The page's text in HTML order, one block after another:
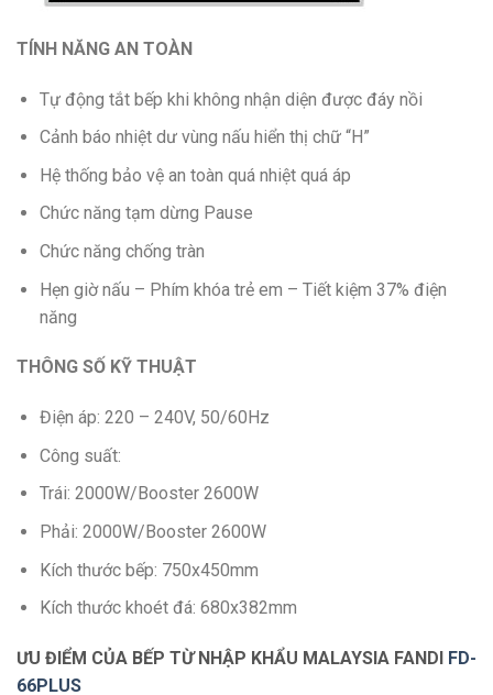
TÍNH NĂNG AN TOÀN
Tự động tắt bếp khi không nhận diện được đáy nồi
Cảnh báo nhiệt dư vùng nấu hiển thị chữ “H”
Hệ thống bảo vệ an toàn quá nhiệt quá áp
Chức năng tạm dừng Pause
Chức năng chống tràn
Hẹn giờ nấu – Phím khóa trẻ em – Tiết kiệm 37% điện
năng
THÔNG SỐ KỸ THUẬT
Điện áp: 220 – 240V, 50/60Hz
Công suất:
Trái: 2000W/Booster 2600W
Phải: 2000W/Booster 2600W
Kích thước bếp: 750x450mm
Kích thước khoét đá: 680x382mm
ƯU ĐIỂM CỦA BẾP TỪ NHẬP KHẨU MALAYSIA FANDI FD-
66PLUS